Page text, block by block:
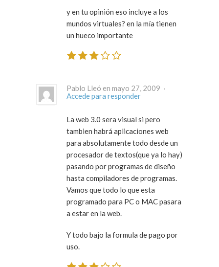
y en tu opinión eso incluye a los
mundos virtuales? en la mía tienen
un hueco importante
Pablo Lleó en mayo 27, 2009 ·
Accede para responder
La web 3.0 sera visual si pero
tambien habrá aplicaciones web
para absolutamente todo desde un
procesador de textos(que ya lo hay)
pasando por programas de diseño
hasta compiladores de programas.
Vamos que todo lo que esta
programado para PC o MAC pasara
a estar en la web.
Y todo bajo la formula de pago por
uso.